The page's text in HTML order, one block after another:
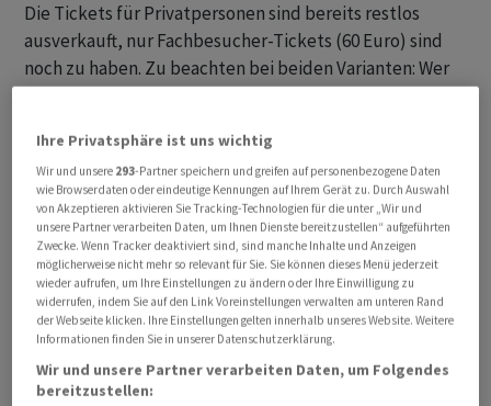
Die Tickets für Privatpersonen sind bereits restlos
ausverkauft, nur Fachbesucher-Tickets (60 Euro) sind
noch zu haben. Zu beachten bei beiden Varianten: Wer
kommen kostenlos rein. Die Messe ist täglich von 10.00
bis 18.00 Uhr geöffnet.
Anreise mit den Öffis und dem Auto möglich
Wer mit den öffentlichen Verkehrsmitteln anreisen will,
kann ab den S-Bahnhöfen Mahlow und Schönefeld (nur
Samstag und Sonntag) sowie ab dem U-Bahnhof Rudow
mit einem Shuttlebus zum Eingang Ost fahren. Während
der Fachbesucher-Tage gibt es auch einen Shuttlebus
Ihre Privatsphäre ist uns wichtig
Wir und unsere 293-Partner speichern und greifen auf personenbezogene Daten
wie Browserdaten oder eindeutige Kennungen auf Ihrem Gerät zu. Durch Auswahl
von Akzeptieren aktivieren Sie Tracking-Technologien für die unter „Wir und
unsere Partner verarbeiten Daten, um Ihnen Dienste bereitzustellen“ aufgeführten
Zwecke. Wenn Tracker deaktiviert sind, sind manche Inhalte und Anzeigen
möglicherweise nicht mehr so relevant für Sie. Sie können dieses Menü jederzeit
wieder aufrufen, um Ihre Einstellungen zu ändern oder Ihre Einwilligung zu
widerrufen, indem Sie auf den Link Voreinstellungen verwalten am unteren Rand
der Webseite klicken. Ihre Einstellungen gelten innerhalb unseres Website. Weitere
Informationen finden Sie in unserer Datenschutzerklärung.
Wir und unsere Partner verarbeiten Daten, um Folgendes
bereitzustellen: